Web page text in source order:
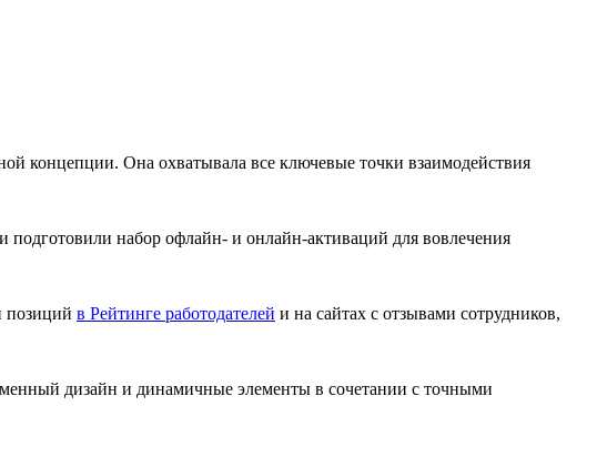
концепции. Она охватывала все ключевые точки взаимодействия
набор офлайн- и онлайн-активаций для вовлечения
позиций в Рейтинге работодателей и на сайтах с отзывами сотрудников,
дизайн и динамичные элементы в сочетании с точными